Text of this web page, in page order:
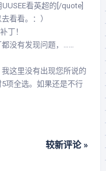
看英超的[/quote]
看看。：）
丁！
没有发现问题，……
这里没有出现您所说的
项全选。如果还是不行
较新评论 »